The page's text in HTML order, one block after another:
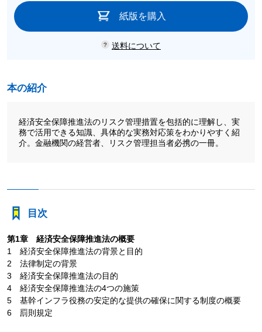
紙版を購入
送料について
本の紹介
経済安全保障推進法のリスク管理措置を包括的に理解し、実
務で活用できる知識、具体的な実務対応策をわかりやすく紹
介。金融機関の経営者、リスク管理担当者必携の一冊。
目次
第1章 経済安全保障推進法の概要
1 経済安全保障推進法の背景と目的
2 法律制定の背景
3 経済安全保障推進法の目的
4 経済安全保障推進法の4つの施策
5 基幹インフラ役務の安定的な提供の確保に関する制度の概要
6 罰則規定